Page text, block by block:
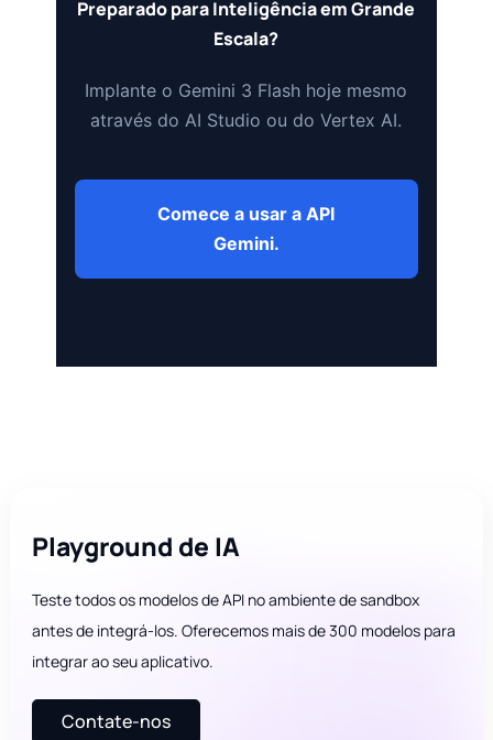
Preparado para Inteligência em Grande
Escala?
Implante o Gemini 3 Flash hoje mesmo
através do AI Studio ou do Vertex AI.
Comece a usar a API
Gemini.
Playground de IA
Teste todos os modelos de API no ambiente de sandbox
antes de integrá-los. Oferecemos mais de 300 modelos para
integrar ao seu aplicativo.
Contate-nos